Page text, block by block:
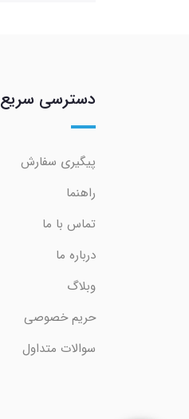
دسترسی سریع
پیگیری سفارش
راهنما
تماس با ما
درباره ما
وبلاگ
حریم خصوصی
سوالات متداول